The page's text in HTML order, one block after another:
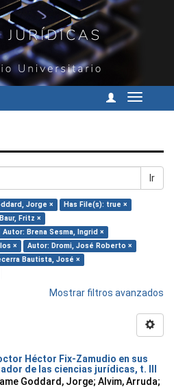
Cambiar
Ir
Jorge ×
Has File(s): true ×
Fritz ×
Autor: Brena Sesma, Ingrid ×
×
Autor: Dromi, José Roberto ×
Bautista, José ×
Mostrar filtros avanzados
Héctor Fix-Zamudio en sus
de las ciencias jurídicas, t. III
Goddard, Jorge; Alvim, Arruda;